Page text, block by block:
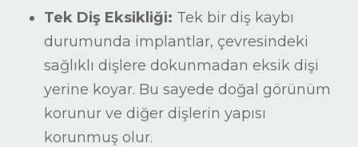
Tek Diş Eksikliği: Tek bir diş kaybı
durumunda implantlar, çevresindeki
sağlıklı dişlere dokunmadan eksik dişi
yerine koyar. Bu sayede doğal görünüm
korunur ve diğer dişlerin yapısı
korunmuş olur.